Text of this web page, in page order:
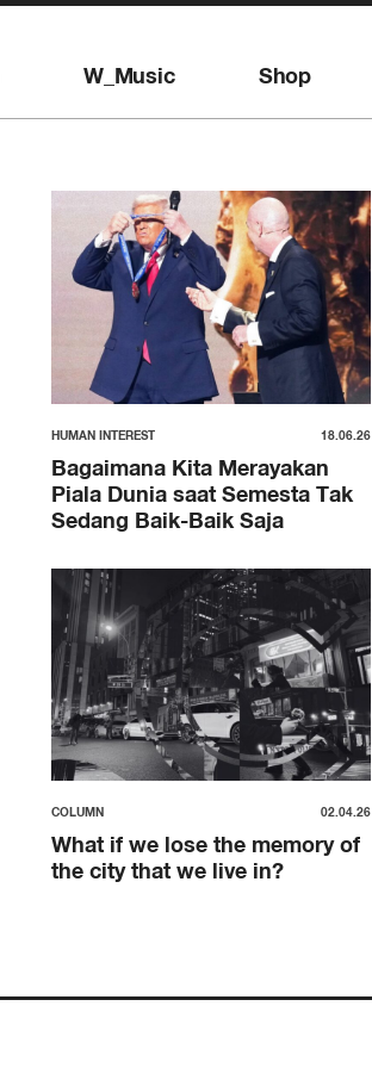
W_Music Shop
HUMAN INTEREST 18.06.26
Bagaimana Kita Merayakan
Piala Dunia saat Semesta Tak
Sedang Baik-Baik Saja
COLUMN 02.04.26
What if we lose the memory of
the city that we live in?